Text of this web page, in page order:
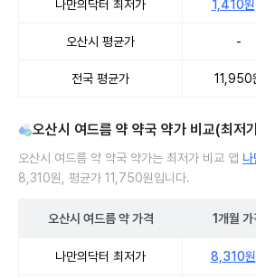
나만의닥터 최저가 1,410원
오산시 평균가 -
전국 평균가 11,950
오산시 여드름 약 약국 약가 비교(최저
오산시 여드름 약 약국 약가는 최저가 비교 앱 나
8,310원, 평균가 11,750원입니다.
오산시 여드름 약가격 1개월 가
나만의닥터 최저가 8,310원